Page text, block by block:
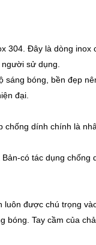
304. Đây là dòng inox
sử dụng.
bóng, bền đẹp
đại.
dính chính là
có tác dụng chống
được chú trọng
bóng. Tay cầm của